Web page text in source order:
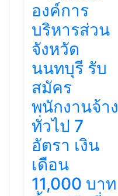
องค์การ
บริหารส่วน
จังหวัด
นนทบุรี รับ
สมัคร
พนักงานจ้าง
ทั่วไป 7
อัตรา เงิน
เดือน
11,000 บาท